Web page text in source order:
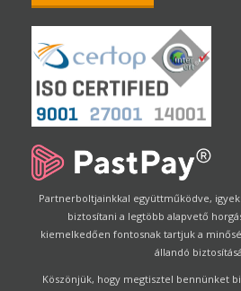
Partnerboltjainkkal együttműködve,
biztosítani a legtöbb alapvető
kiemelkedően fontosnak tartjuk a
állandó
Köszönjük, hogy megtisztel bennünket